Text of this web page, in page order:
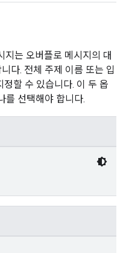
지는 오버플로 메시지의 대
다. 전체 주제 이름 또는 입
할 수 있습니다. 이 두 옵
를 선택해야 합니다.